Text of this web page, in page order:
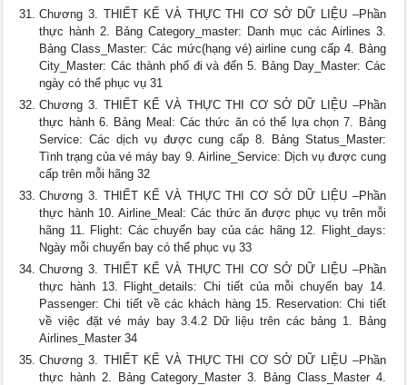
Chương 3. THIẾT KẾ VÀ THỰC THI CƠ SỞ DỮ LIỆU –Phần
thực hành 2. Bảng Category_master: Danh mục các Airlines 3.
Bảng Class_Master: Các mức(hạng vé) airline cung cấp 4. Bảng
City_Master: Các thành phố đi và đến 5. Bảng Day_Master: Các
ngày có thể phục vụ 31
Chương 3. THIẾT KẾ VÀ THỰC THI CƠ SỞ DỮ LIỆU –Phần
thực hành 6. Bảng Meal: Các thức ăn có thể lựa chọn 7. Bảng
Service: Các dịch vụ được cung cấp 8. Bảng Status_Master:
Tình trạng của vé máy bay 9. Airline_Service: Dịch vụ được cung
cấp trên mỗi hãng 32
Chương 3. THIẾT KẾ VÀ THỰC THI CƠ SỞ DỮ LIỆU –Phần
thực hành 10. Airline_Meal: Các thức ăn được phục vụ trên mỗi
hãng 11. Flight: Các chuyến bay của các hãng 12. Flight_days:
Ngày mỗi chuyến bay có thể phục vụ 33
Chương 3. THIẾT KẾ VÀ THỰC THI CƠ SỞ DỮ LIỆU –Phần
thực hành 13. Flight_details: Chi tiết của mỗi chuyến bay 14.
Passenger: Chi tiết về các khách hàng 15. Reservation: Chi tiết
về việc đặt vé máy bay 3.4.2 Dữ liệu trên các bảng 1. Bảng
Airlines_Master 34
Chương 3. THIẾT KẾ VÀ THỰC THI CƠ SỞ DỮ LIỆU –Phần
thực hành 2. Bảng Category_Master 3. Bảng Class_Master 4.